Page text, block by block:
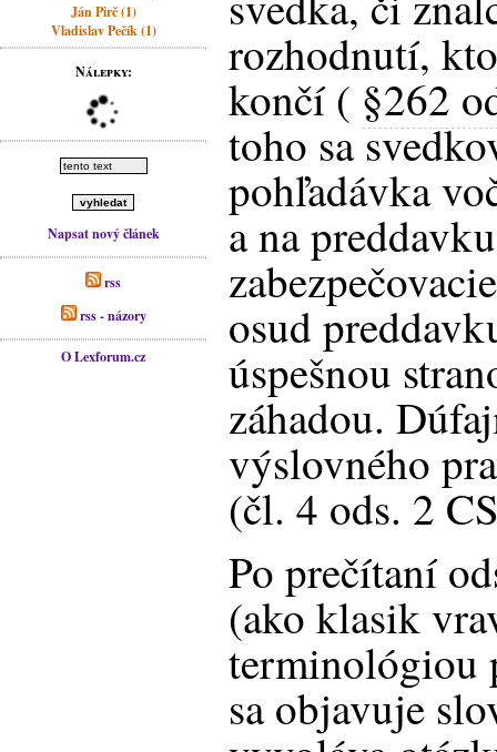
Ján Pirč (1)
Vladislav Pečík (1)
Nálepky:
Napsat nový článek
rss
rss - názory
O Lexforum.cz
rozhodnutí,
končí ( §262
toho sa
pohľadávka
a na
osud
úspešnou
záhadou.
výslovného
(čl. 4 ods. 2
Po prečítaní
(ako klasik
terminológiou
sa objavuje